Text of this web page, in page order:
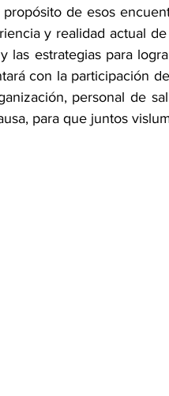
propósito de esos
y realidad actual
las estrategias para
con la participación
personal de
para que juntos